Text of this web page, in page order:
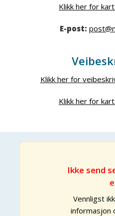
Klikk her for
E-post:
Klikk her for
Klikk her for
Ikke send
Vennligst
informasjon